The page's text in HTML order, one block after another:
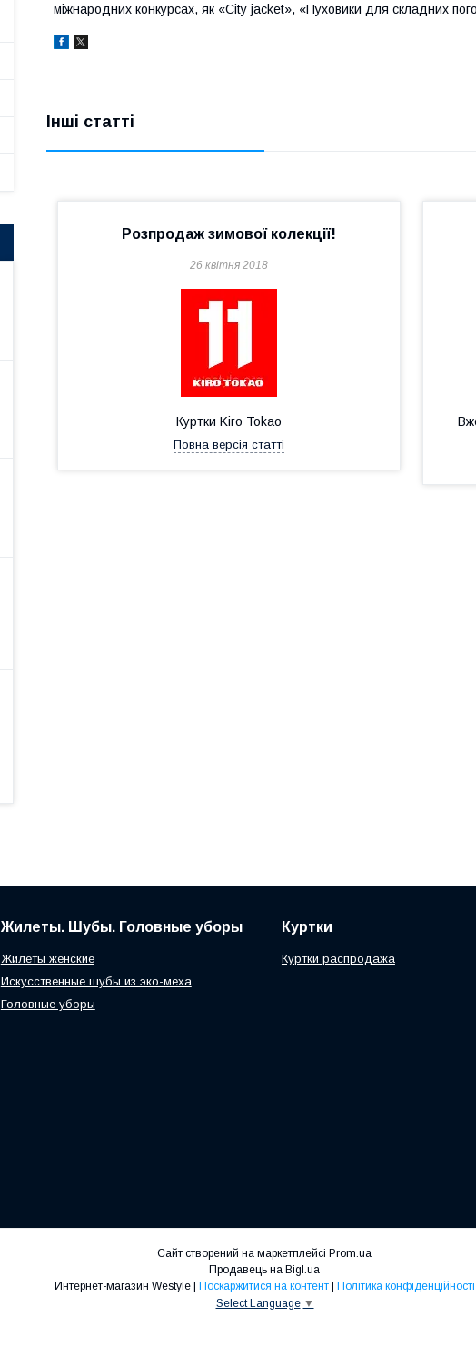
міжнародних конкурсах, як «City jacket», «Пуховики для складних
Інші статті
Розпродаж зимової колекції!
26 квітня 2018
Куртки Kiro Tokao
Повна версія статті
Жилеты. Шубы. Головные уборы
Жилеты женские
Искусственные шубы из эко-меха
Головные уборы
Куртки
Куртки распродажа
Сайт створений на маркетплейсі Prom.ua
Продавець на Bigl.ua
Поскаржитися на контент
Політика конфіденційності
Select Language ▼